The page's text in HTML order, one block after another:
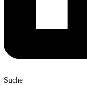
Suche